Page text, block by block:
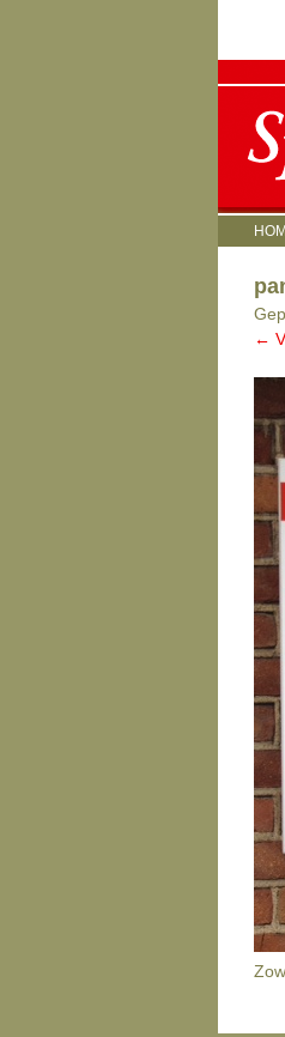
Menu
←